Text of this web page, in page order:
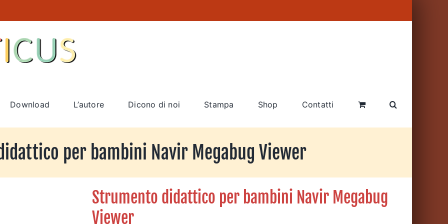
Download L’autore Dicono di noi Stampa Shop Contatti
per bambini Navir Megabug Viewer
Strumento didattico per bambini Navir Megabug
Viewer